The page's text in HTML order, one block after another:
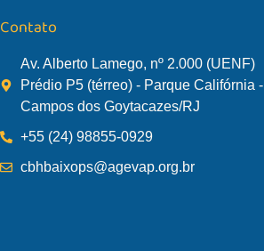
Contato
Av. Alberto Lamego, nº 2.000 (UENF)
Prédio P5 (térreo) - Parque Califórnia -
Campos dos Goytacazes/RJ
+55 (24) 98855-0929
cbhbaixops@agevap.org.br